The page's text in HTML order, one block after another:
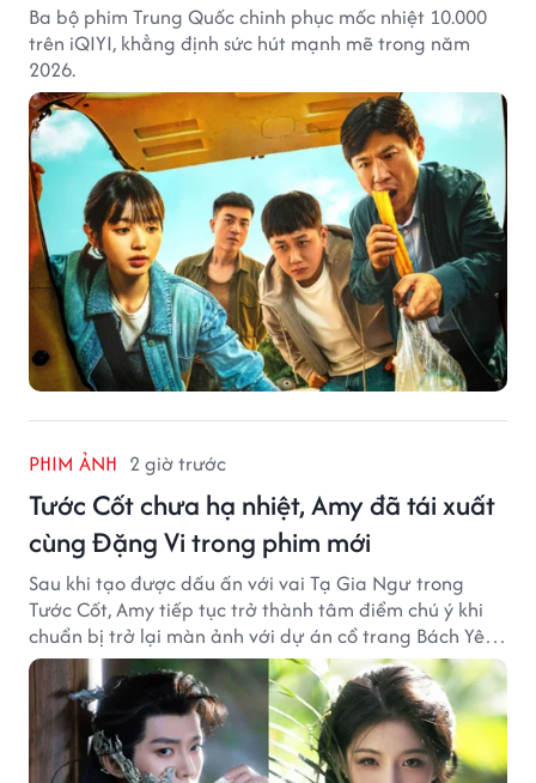
Ba bộ phim Trung Quốc chinh phục mốc nhiệt 10.000
trên iQIYI, khẳng định sức hút mạnh mẽ trong năm
2026.
PHIM ẢNH 2 giờ trước
Tước Cốt chưa hạ nhiệt, Amy đã tái xuất
cùng Đặng Vi trong phim mới
Sau khi tạo được dấu ấn với vai Tạ Gia Ngư trong
Tước Cốt, Amy tiếp tục trở thành tâm điểm chú ý khi
chuẩn bị trở lại màn ảnh với dự án cổ trang Bách Yêu
Phổ.